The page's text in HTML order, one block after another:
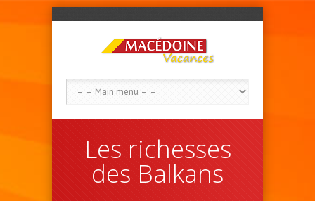
Les richesses
des Balkans